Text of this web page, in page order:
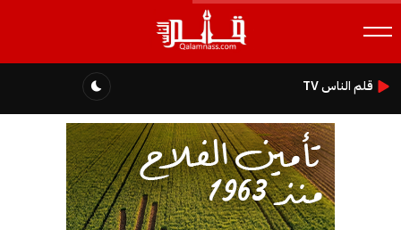
قلم الناس TV